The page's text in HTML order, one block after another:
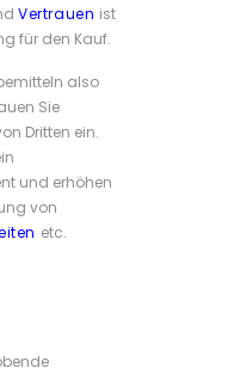
Vertrauen ist
für den Kauf.
also
Sie
Dritten ein.
und erhöhen
von
etc.